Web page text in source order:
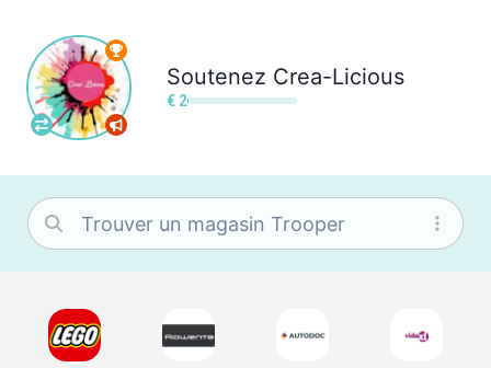
Soutenez Crea-Licious
€ 2